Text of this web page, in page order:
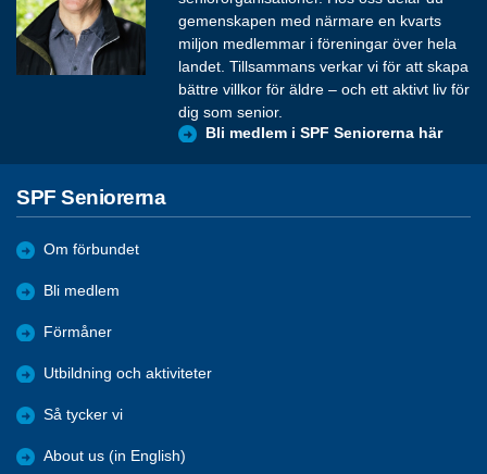
gemenskapen med närmare en kvarts
miljon medlemmar i föreningar över hela
landet. Tillsammans verkar vi för att skapa
bättre villkor för äldre – och ett aktivt liv för
dig som senior.
Bli medlem i SPF Seniorerna här
SPF Seniorerna
Om förbundet
Bli medlem
Förmåner
Utbildning och aktiviteter
Så tycker vi
About us (in English)